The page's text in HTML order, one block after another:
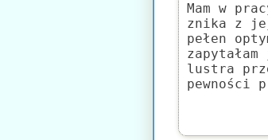
Mam w
znika z jej
pełen
lustra
pewności